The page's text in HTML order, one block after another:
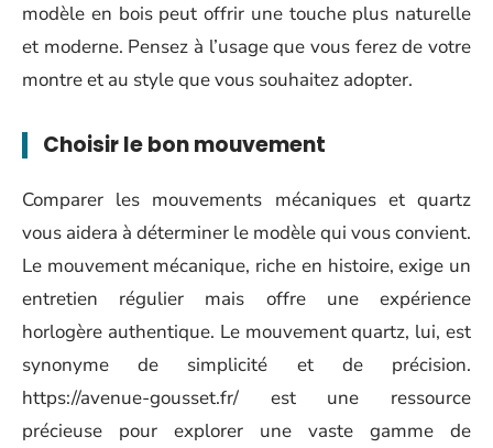
modèle en bois peut offrir une touche plus naturelle
et moderne. Pensez à l’usage que vous ferez de votre
montre et au style que vous souhaitez adopter.
Choisir le bon mouvement
Comparer les mouvements mécaniques et quartz
vous aidera à déterminer le modèle qui vous convient.
Le mouvement mécanique, riche en histoire, exige un
entretien régulier mais offre une expérience
horlogère authentique. Le mouvement quartz, lui, est
synonyme de simplicité et de précision.
https://avenue-gousset.fr/ est une ressource
précieuse pour explorer une vaste gamme de